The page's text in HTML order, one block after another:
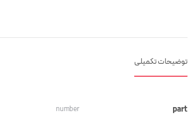
توضیحات تکمیلی
part
number